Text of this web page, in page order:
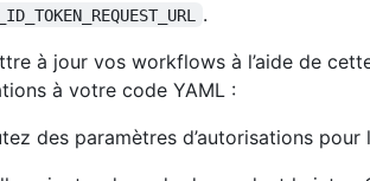
.
à jour vos workflows à l’aide de
à votre code YAML :
des paramètres d’autorisations pour